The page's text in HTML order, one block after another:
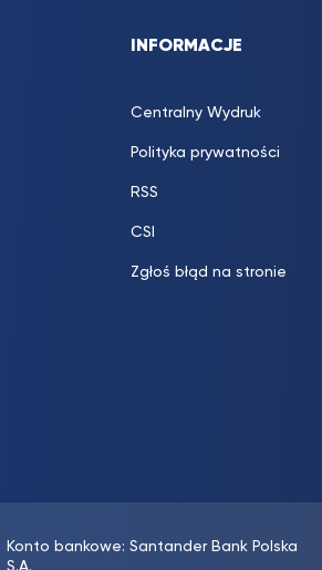
INFORMACJE
Centralny Wydruk
Polityka prywatności
RSS
CSI
Zgłoś błąd na stronie
Konto bankowe: Santander Bank Polska